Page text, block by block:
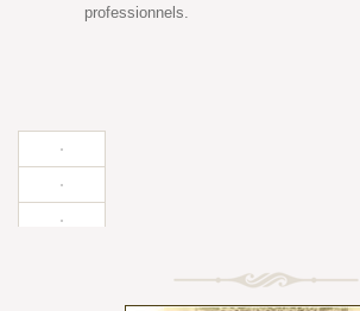
professionnels.